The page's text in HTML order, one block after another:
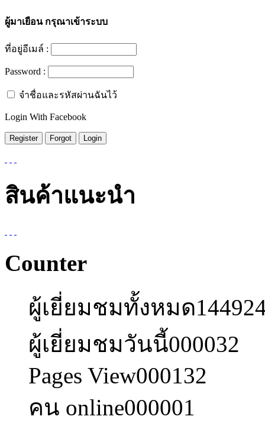
ผู้มาเยือนกรุณาเข้าระบบ
ที่อยู่อีเมล์ :
Password :
จำชื่อและรหัสผ่านฉันไว้
Login With Facebook
สินค้าแนะนำ
Counter
ผู้เยี่ยมชมทั้งหมด
ผู้เยี่ยมชมวันนี้000032
Pages View000132
คน online000001